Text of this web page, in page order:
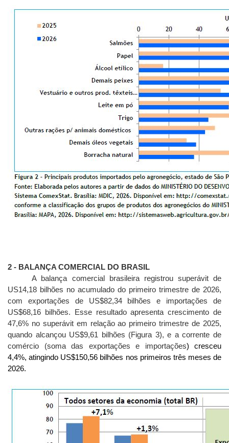
2 - BALANÇA COMERCIAL DO BRASIL
A balança comercial brasileira registrou superávit de
US14,18 bilhões no acumulado do primeiro trimestre de 2026,
com exportações de US$82,34 bilhões e importações de
US$68,16 bilhões. Esse resultado apresenta crescimento de
47,6% no superávit em relação ao primeiro trimestre de 2025,
quando alcançou US$9,61 bilhões (Figura 3), e a corrente de
comércio (soma das exportações e importações) cresceu
4,4%, atingindo US$150,56 bilhões nos primeiros três meses de
2026.